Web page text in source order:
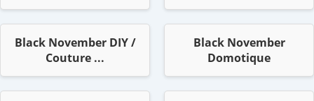
Black November DIY /
Couture ...
Black November
Domotique